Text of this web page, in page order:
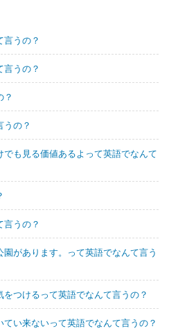
言うの？
うの？
？
の？
も見る価値あるよって英語でなんて
うの？
があります。って英語でなんて言う
つけるって英語でなんて言うの？
い来ないって英語でなんて言うの？